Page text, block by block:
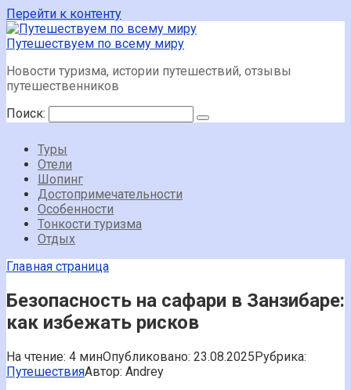
Перейти к контенту
Путешествуем по всему миру
Новости туризма, истории путешествий, отзывы
путешественников
Поиск:
Туры
Отели
Шопинг
Достопримечательности
Особенности
Тонкости туризма
Отдых
Главная страница
Безопасность на сафари в Занзибаре:
как избежать рисков
На чтение: 4 минОпубликовано: 23.08.2025Рубрика:
ПутешествияАвтор: Andrey